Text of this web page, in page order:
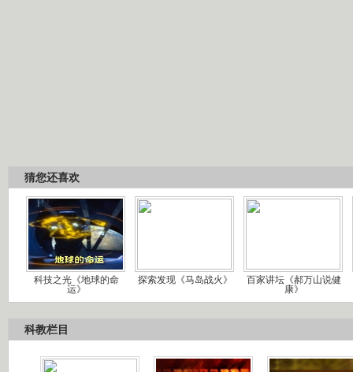
猜您还喜欢
科技之光《地球的命
运》
探索发现《马岛战火》
百家讲坛《郝万山说健
康》
科教栏目